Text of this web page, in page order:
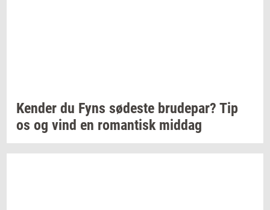
Ken­der du Fyns sø­de­ste bru­de­par? Tip
os og vind en ro­man­tisk mid­dag